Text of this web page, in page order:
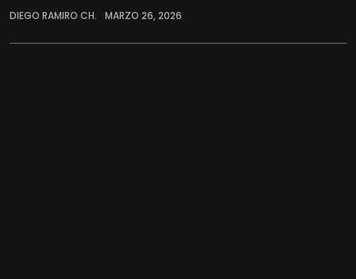
DIEGO RAMIRO CH. MARZO 26, 2026